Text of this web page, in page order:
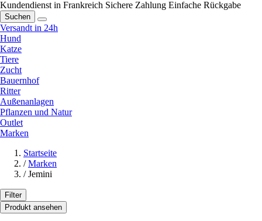
Kundendienst in Frankreich Sichere Zahlung Einfache Rückgabe
Suchen
Versandt in 24h
Hund
Katze
Tiere
Zucht
Bauernhof
Ritter
Außenanlagen
Pflanzen und Natur
Outlet
Marken
Startseite
/ Marken
/ Jemini
Filter
Produkt ansehen